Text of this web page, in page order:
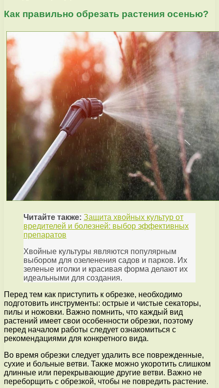
Как правильно обрезать растения осенью?
Читайте также: Защита хвойных культур от
вредителей и болезней: выбор эффективных
препаратов
Хвойные культуры являются популярным
выбором для озеленения садов и парков. Их
зеленые иголки и красивая форма делают их
идеальными для создания.
Перед тем как приступить к обрезке, необходимо
подготовить инструменты: острые и чистые секаторы,
пилы и ножовки. Важно помнить, что каждый вид
растений имеет свои особенности обрезки, поэтому
перед началом работы следует ознакомиться с
рекомендациями для конкретного вида.
Во время обрезки следует удалить все поврежденные,
сухие и больные ветви. Также можно укоротить слишком
длинные или перекрывающие другие ветви. Важно не
переборщить с обрезкой, чтобы не повредить растение.